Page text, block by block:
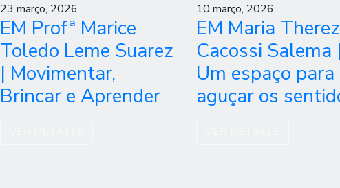
23 março, 2026
EM Profª Marice
Toledo Leme Suarez
| Movimentar,
Brincar e Aprender
10 março, 2026
EM Maria
Cacossi Salema |
Um espaço para
aguçar os